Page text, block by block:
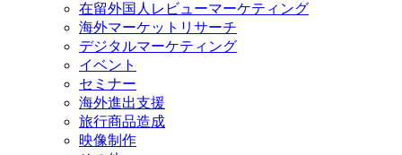
在留外国⼈レビューマーケティング
海外マーケットリサーチ
デジタルマーケティング
イベント
セミナー
海外進出支援
旅行商品造成
映像制作